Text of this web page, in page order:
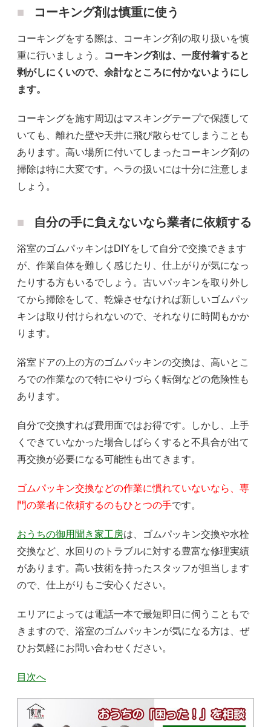
コーキング剤は慎重に使う
コーキングをする際は、コーキング剤の取り扱いを慎
重に行いましょう。
コーキング剤は、一度付着すると
剥がしにくいので、余計なところに付かないようにし
ます。
コーキングを施す周辺はマスキングテープで保護して
いても、離れた壁や天井に飛び散らせてしまうことも
あります。高い場所に付いてしまったコーキング剤の
掃除は特に大変です。ヘラの扱いには十分に注意しま
しょう。
自分の手に負えないなら業者に依頼する
浴室のゴムパッキンはDIYをして自分で交換できます
が、作業自体を難しく感じたり、仕上がりが気になっ
たりする方もいるでしょう。古いパッキンを取り外し
てから掃除をして、乾燥させなければ新しいゴムパッ
キンは取り付けられないので、それなりに時間もかか
ります。
浴室ドアの上の方のゴムパッキンの交換は、高いとこ
ろでの作業なので特にやりづらく転倒などの危険性も
あります。
自分で交換すれば費用面ではお得です。しかし、上手
くできていなかった場合しばらくすると不具合が出て
再交換が必要になる可能性も出てきます。
ゴムパッキン交換などの作業に慣れていないなら、専
門の業者に依頼するのもひとつの手です。
おうちの御用聞き家工房は、ゴムパッキン交換や水栓
交換など、水回りのトラブルに対する豊富な修理実績
があります。高い技術を持ったスタッフが担当します
ので、仕上がりもご安心ください。
エリアによっては電話一本で最短即日に伺うこともで
きますので、浴室のゴムパッキンが気になる方は、ぜ
ひお気軽にお問い合わせください。
目次へ